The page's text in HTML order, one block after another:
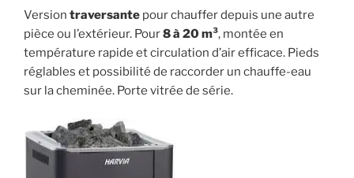
Version traversante pour chauffer depuis une autre
pièce ou l’extérieur. Pour8 à 20 m³, montée en
température rapide et circulation d’air efficace. Pieds
réglables et possibilité de raccorder un chauffe-eau
sur la cheminée. Porte vitrée de série.